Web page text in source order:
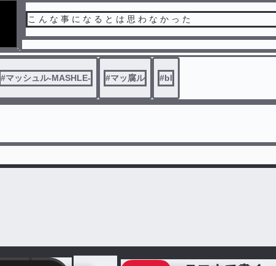
こ ん な 事 に な る と は 思 わ な か っ た
#マッシュル-MASHLE- #マッ腐ル #bl